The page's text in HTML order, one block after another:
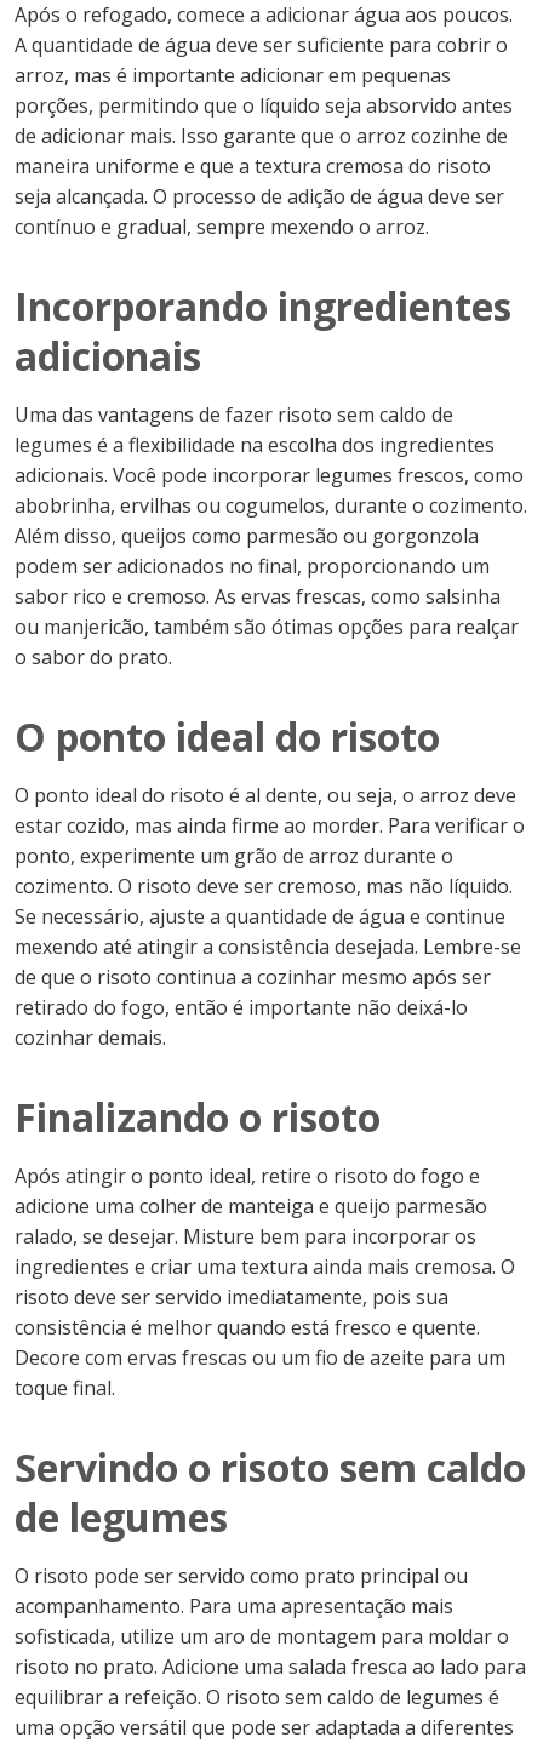
Após o refogado, comece a adicionar água aos poucos.
A quantidade de água deve ser suficiente para cobrir o
arroz, mas é importante adicionar em pequenas
porções, permitindo que o líquido seja absorvido antes
de adicionar mais. Isso garante que o arroz cozinhe de
maneira uniforme e que a textura cremosa do risoto
seja alcançada. O processo de adição de água deve ser
contínuo e gradual, sempre mexendo o arroz.
Incorporando ingredientes
adicionais
Uma das vantagens de fazer risoto sem caldo de
legumes é a flexibilidade na escolha dos ingredientes
adicionais. Você pode incorporar legumes frescos, como
abobrinha, ervilhas ou cogumelos, durante o cozimento.
Além disso, queijos como parmesão ou gorgonzola
podem ser adicionados no final, proporcionando um
sabor rico e cremoso. As ervas frescas, como salsinha
ou manjericão, também são ótimas opções para realçar
o sabor do prato.
O ponto ideal do risoto
O ponto ideal do risoto é al dente, ou seja, o arroz deve
estar cozido, mas ainda firme ao morder. Para verificar o
ponto, experimente um grão de arroz durante o
cozimento. O risoto deve ser cremoso, mas não líquido.
Se necessário, ajuste a quantidade de água e continue
mexendo até atingir a consistência desejada. Lembre-se
de que o risoto continua a cozinhar mesmo após ser
retirado do fogo, então é importante não deixá-lo
cozinhar demais.
Finalizando o risoto
Após atingir o ponto ideal, retire o risoto do fogo e
adicione uma colher de manteiga e queijo parmesão
ralado, se desejar. Misture bem para incorporar os
ingredientes e criar uma textura ainda mais cremosa. O
risoto deve ser servido imediatamente, pois sua
consistência é melhor quando está fresco e quente.
Decore com ervas frescas ou um fio de azeite para um
toque final.
Servindo o risoto sem caldo
de legumes
O risoto pode ser servido como prato principal ou
acompanhamento. Para uma apresentação mais
sofisticada, utilize um aro de montagem para moldar o
risoto no prato. Adicione uma salada fresca ao lado para
equilibrar a refeição. O risoto sem caldo de legumes é
uma opção versátil que pode ser adaptada a diferentes